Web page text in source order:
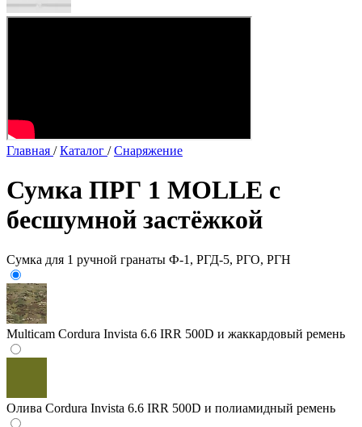
Главная / Каталог / Снаряжение
Сумка ПРГ 1 MOLLE с
бесшумной застёжкой
Сумка для 1 ручной гранаты Ф-1, РГД-5, РГО, РГН
Multicam Cordura Invista 6.6 IRR 500D и жаккардовый ремень
Олива Cordura Invista 6.6 IRR 500D и полиамидный ремень